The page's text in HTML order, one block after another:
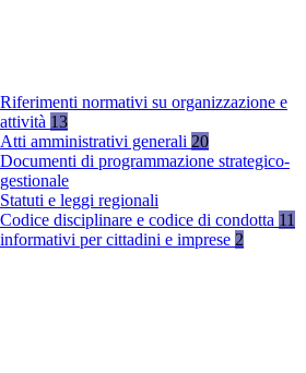
Riferimenti normativi su organizzazione e
attività 13
Atti amministrativi generali 20
Documenti di programmazione strategico-
gestionale
Statuti e leggi regionali
Codice disciplinare e codice di condotta 11
per cittadini e imprese 2